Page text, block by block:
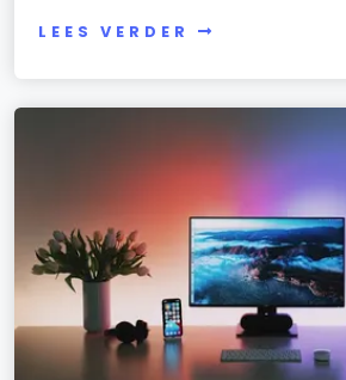
LEES VERDER